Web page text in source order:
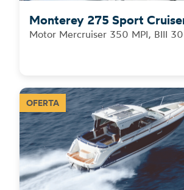
Monterey 275 Sport
Motor Mercruiser 350 MPI, BIII